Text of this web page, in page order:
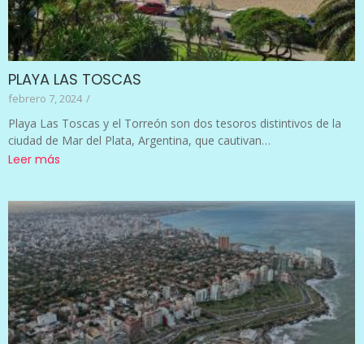
PLAYA LAS TOSCAS
febrero 7, 2024 /
Playa Las Toscas y el Torreón son dos tesoros distintivos de la
ciudad de Mar del Plata, Argentina, que cautivan…
Leer más